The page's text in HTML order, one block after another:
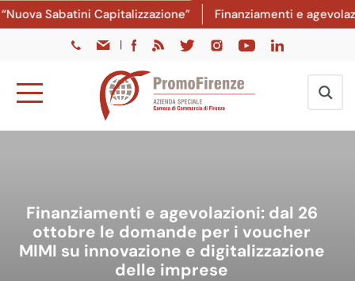
Sabatini Capitalizzazione” Finanziamenti e
|
Finanziamenti e agevolazioni: dal 26
ottobre le domande per i voucher
MIMI su innovazione e digitalizzazione
delle imprese